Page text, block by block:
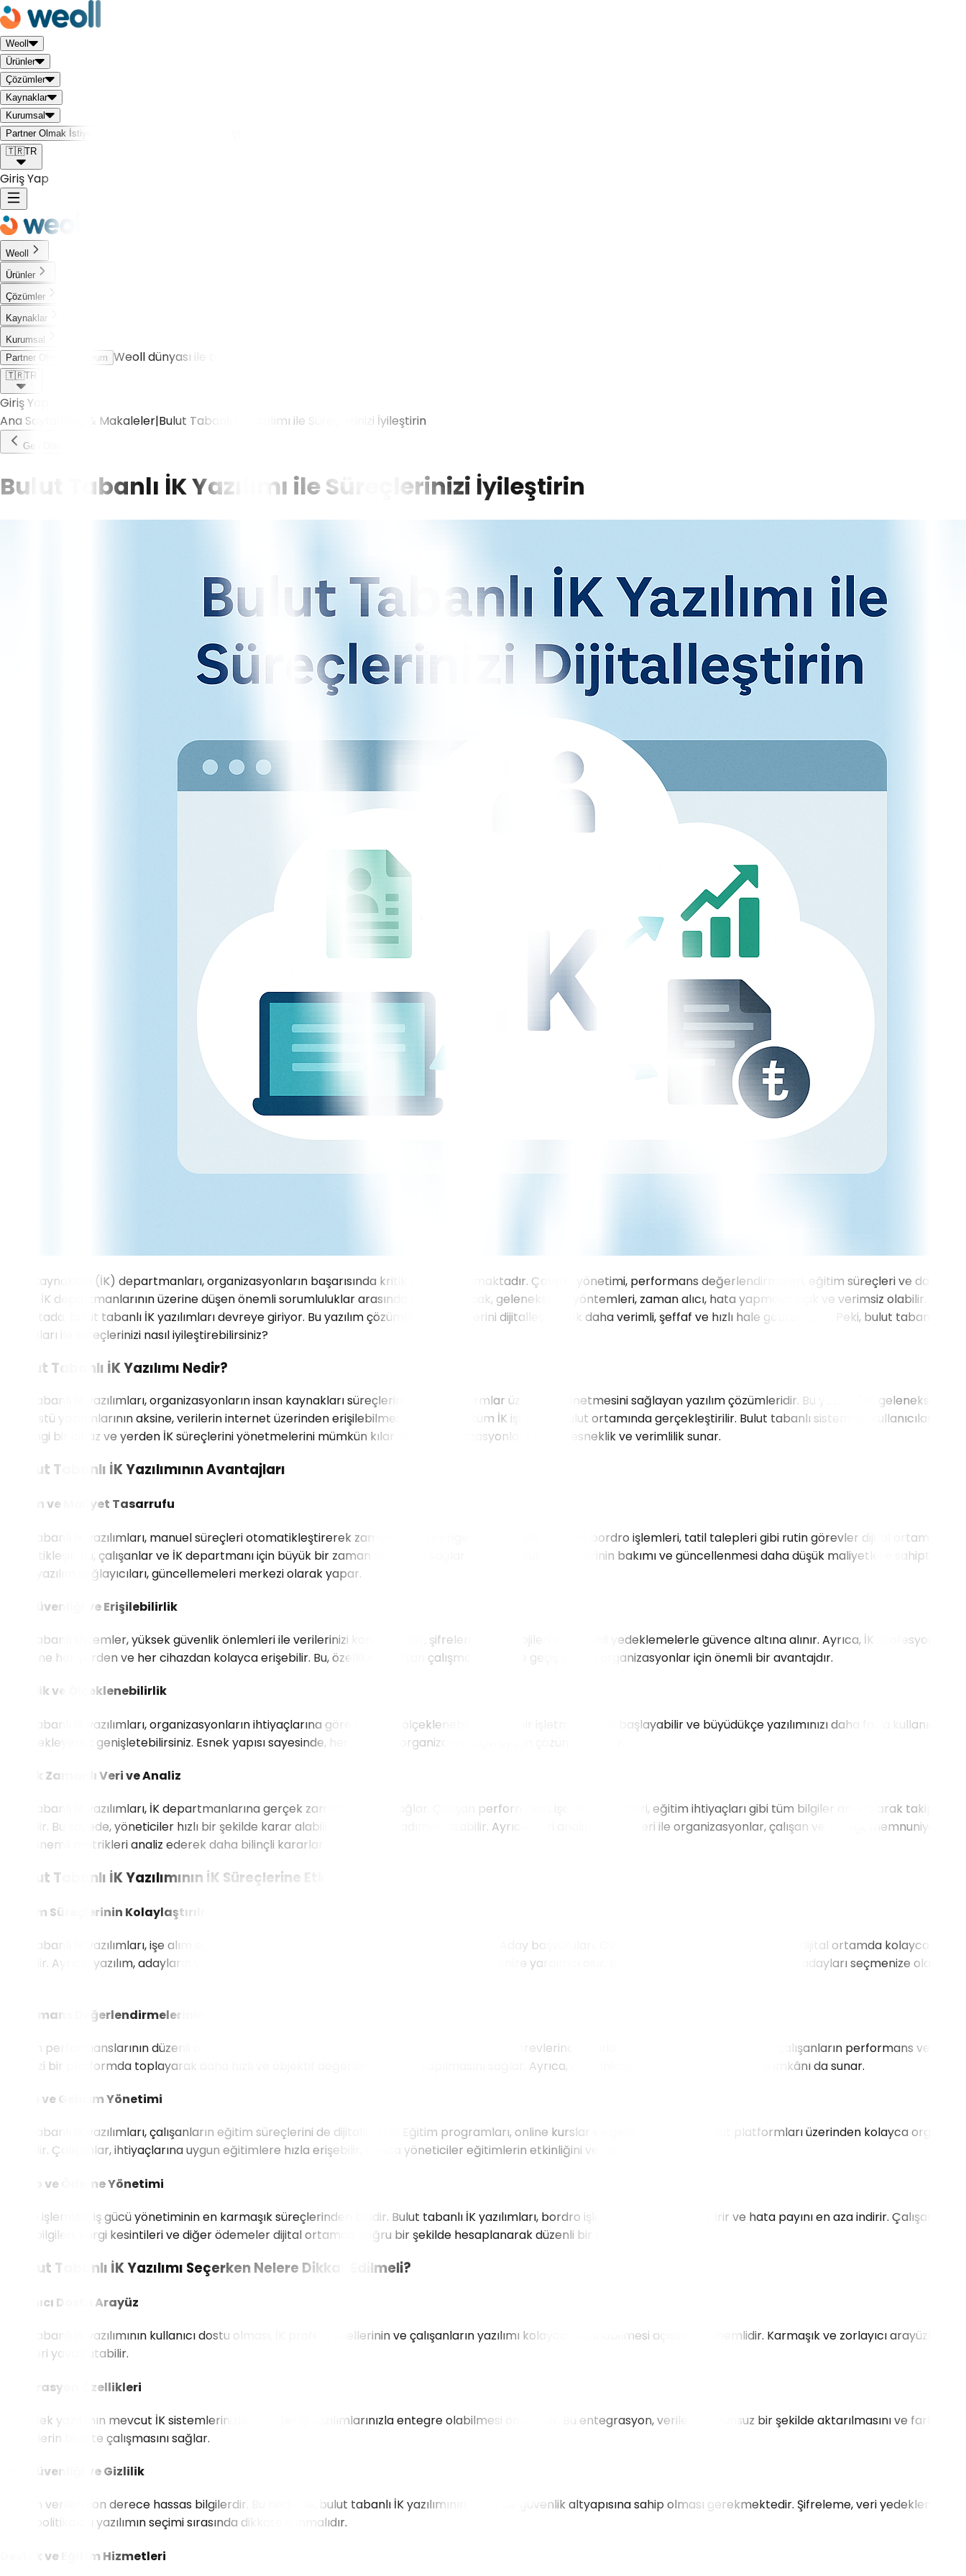
Weoll
Ürünler
Çözümler
Kaynaklar
Kurumsal
Partner Olmak İstiyorum
🇹🇷TR
Giriş Yap
Weoll
Ürünler
Çözümler
Kaynaklar
Kurumsal
Partner Olmak İstiyorum Weoll dünyası ile tanış!
🇹🇷TR
Giriş Yap
Ana Sayfa
Blog & Makaleler|Bulut Tabanlı İK Yazılımı ile Süreçlerinizi İyileştirin
Geri Dön
Bulut Tabanlı İK Yazılımı ile Süreçlerinizi İyileştirin
İnsan kaynakları (İK) departmanları, organizasyonların başarısında kritik bir rol oynamaktadır. Çalışan yönetimi, performans değerlendirmeleri, eğitim süreçleri ve daha
fazlası, İK departmanlarının üzerine düşen önemli sorumluluklar arasında yer alır. Ancak, geleneksel İK yöntemleri, zaman alıcı, hata yapmaya açık ve verimsiz olabilir. İşte
bu noktada, bulut tabanlı İK yazılımları devreye giriyor. Bu yazılım çözümleri, İK süreçlerini dijitalleştirerek daha verimli, şeffaf ve hızlı hale getirebiliyor. Peki, bulut tabanlı İK
yazılımları ile süreçlerinizi nasıl iyileştirebilirsiniz?
1. Bulut Tabanlı İK Yazılımı Nedir?
Bulut tabanlı İK yazılımları, organizasyonların insan kaynakları süreçlerini dijital platformlar üzerinde yönetmesini sağlayan yazılım çözümleridir. Bu yazılımlar, geleneksel
masaüstü yazılımlarının aksine, verilerin internet üzerinden erişilebilmesini sağlar ve tüm İK işlemleri bulut ortamında gerçekleştirilir. Bulut tabanlı sistemler, kullanıcıların
herhangi bir cihaz ve yerden İK süreçlerini yönetmelerini mümkün kılar. Bu da organizasyonlara büyük esneklik ve verimlilik sunar.
2. Bulut Tabanlı İK Yazılımının Avantajları
Zaman ve Maliyet Tasarrufu
Bulut tabanlı İK yazılımları, manuel süreçleri otomatikleştirerek zaman kaybını engeller. Örneğin, işe alım, bordro işlemleri, tatil talepleri gibi rutin görevler dijital ortamda
otomatikleşir. Bu, çalışanlar ve İK departmanı için büyük bir zaman tasarrufu sağlar. Ayrıca, bulut sistemlerinin bakımı ve güncellenmesi daha düşük maliyetlere sahiptir
çünkü yazılım sağlayıcıları, güncellemeleri merkezi olarak yapar.
Veri Güvenliği ve Erişilebilirlik
Bulut tabanlı sistemler, yüksek güvenlik önlemleri ile verilerinizi korur. Veriler, şifreleme teknolojileri ve düzenli yedeklemelerle güvence altına alınır. Ayrıca, İK profesyonelleri
verilerine her yerden ve her cihazdan kolayca erişebilir. Bu, özellikle uzaktan çalışma modeline geçiş yapan organizasyonlar için önemli bir avantajdır.
Esneklik ve Ölçeklenebilirlik
Bulut tabanlı İK yazılımları, organizasyonların ihtiyaçlarına göre kolayca ölçeklenebilir. Küçük bir işletme olarak başlayabilir ve büyüdükçe yazılımınızı daha fazla kullanıcı ve
özellik ekleyerek genişletebilirsiniz. Esnek yapısı sayesinde, her boyutta organizasyon için uygun çözümler sunar.
Gerçek Zamanlı Veri ve Analiz
Bulut tabanlı İK yazılımları, İK departmanlarına gerçek zamanlı veriler sağlar. Çalışan performansı, işe alım süreçleri, eğitim ihtiyaçları gibi tüm bilgiler anlık olarak takip
edilebilir. Bu sayede, yöneticiler hızlı bir şekilde karar alabilir ve stratejik adımlar atabilir. Ayrıca, veri analitiği özellikleri ile organizasyonlar, çalışan verimliliği, memnuniyet ve
diğer önemli metrikleri analiz ederek daha bilinçli kararlar alabilir.
3. Bulut Tabanlı İK Yazılımının İK Süreçlerine Etkisi
İşe Alım Süreçlerinin Kolaylaştırılması
Bulut tabanlı İK yazılımları, işe alım süreçlerini otomatikleştirir ve daha verimli hale getirir. Aday başvuruları, CV taramaları ve mülakat süreçleri dijital ortamda kolayca takip
edilebilir. Ayrıca, yazılım, adayların yetkinliklerini analiz ederek en uygun adayları belirlemenize yardımcı olur. Bu, zaman kazanmanıza ve doğru adayları seçmenize olanak
Performans Değerlendirmelerinin Dijitalleşmesi
Çalışan performanslarının düzenli olarak değerlendirilmesi, İK departmanlarının en önemli görevlerinden biridir. Bulut tabanlı İK yazılımları, çalışanların performans verilerini
merkezi bir platformda toplayarak daha hızlı ve objektif değerlendirmeler yapılmasını sağlar. Ayrıca, çalışanlara anlık geri bildirim verme imkânı da sunar.
Eğitim ve Gelişim Yönetimi
Bulut tabanlı İK yazılımları, çalışanların eğitim süreçlerini de dijitalleştirir. Eğitim programları, online kurslar ve gelişim fırsatları bulut platformları üzerinden kolayca organize
edilebilir. Çalışanlar, ihtiyaçlarına uygun eğitimlere hızla erişebilir, ayrıca yöneticiler eğitimlerin etkinliğini veri analitiği ile ölçebilir.
Bordro ve Ödeme Yönetimi
Bordro işlemleri, iş gücü yönetiminin en karmaşık süreçlerinden biridir. Bulut tabanlı İK yazılımları, bordro işlemlerini otomatikleştirir ve hata payını en aza indirir. Çalışanların
maaş bilgileri, vergi kesintileri ve diğer ödemeler dijital ortamda doğru bir şekilde hesaplanarak düzenli bir şekilde işlenir.
4. Bulut Tabanlı İK Yazılımı Seçerken Nelere Dikkat Edilmeli?
Kullanıcı Dostu Arayüz
Bulut tabanlı İK yazılımının kullanıcı dostu olması, İK profesyonellerinin ve çalışanların yazılımı kolayca kullanabilmesi açısından önemlidir. Karmaşık ve zorlayıcı arayüzler,
süreçleri yavaşlatabilir.
Entegrasyon Özellikleri
Seçilecek yazılımın mevcut İK sistemlerinizle ve diğer iş yazılımlarınızla entegre olabilmesi önemlidir. Bu entegrasyon, verilerin sorunsuz bir şekilde aktarılmasını ve farklı
sistemlerin birlikte çalışmasını sağlar.
Veri Güvenliği ve Gizlilik
Çalışan verileri son derece hassas bilgilerdir. Bu nedenle, bulut tabanlı İK yazılımının güçlü bir güvenlik altyapısına sahip olması gerekmektedir. Şifreleme, veri yedekleme ve
gizlilik politikaları yazılımın seçimi sırasında dikkate alınmalıdır.
Destek ve Eğitim Hizmetleri